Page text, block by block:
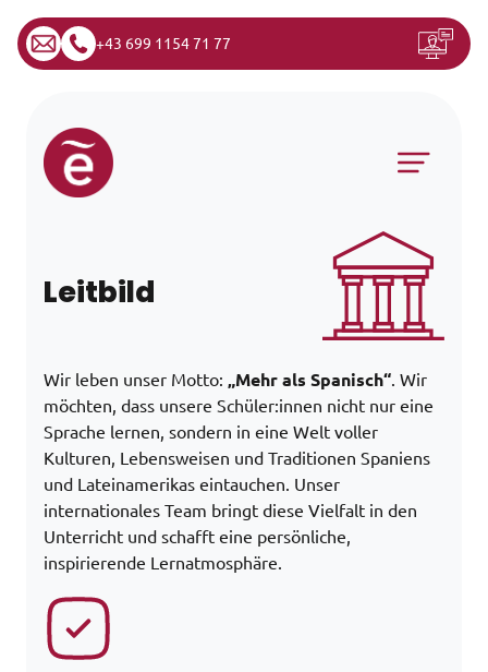
+43 699 1154 71 77
Zum Inhalt springen
Hauptnavigation
Leitbild
Wir leben unser Motto: „Mehr als Spanisch“. Wir
möchten, dass unsere Schüler:innen nicht nur eine
Sprache lernen, sondern in eine Welt voller
Kulturen, Lebensweisen und Traditionen Spaniens
und Lateinamerikas eintauchen. Unser
internationales Team bringt diese Vielfalt in den
Unterricht und schafft eine persönliche,
inspirierende Lernatmosphäre.